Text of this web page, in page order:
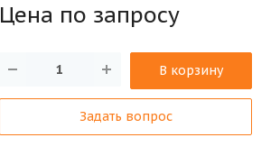
Цена по запросу
В корзину
Задать вопрос